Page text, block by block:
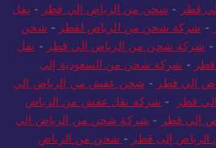
قطر - شحن من الرياض الي قطر - نقل
- شركة شحن من الرياض لقطر - شحن
- شركة شحن من الرياض الي قطر - نقل
- شركة شحن من السعودية إلى
الي قطر - شحن عفش من الرياض الي
قطر - شركة نقل عفش من الرياض
الي قطر - شركة شحن من الرياض الي
إلى قطر - شحن من الرياض